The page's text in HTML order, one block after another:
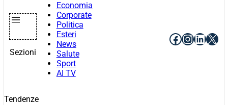
Sezioni
Economia
Corporate
Politica
Esteri
News
Salute
Sport
AI TV
Facebook
X
Tendenze